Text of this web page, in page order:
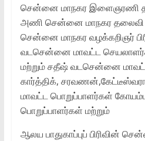
சென்னை மாநகர இளைஞரணி
அணி சென்னை மாநகர தலைவி
சென்னை மாநகர வழக்கறிஞர்
வடசென்னை மாவட்ட
மற்றும் சதீஷ் வடசென்னை
கார்த்திக்,
மாவட்ட பொறுப்பாளர்கள்
பொறுப்பாளர்கள் மற்றும்
ஆலய பாதுகாப்புப் பிரிவின்